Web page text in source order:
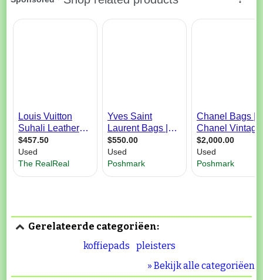
Gerelateerde categoriëen:
koffiepads
pleisters
» Bekijk alle categoriëen